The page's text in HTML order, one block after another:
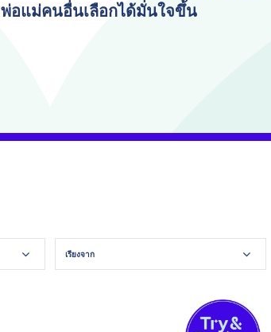
พ่อแม่คนอื่นเลือกได้มั่นใจขึ้น
เรียงจาก